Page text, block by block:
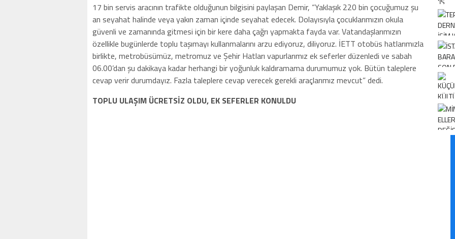
17 bin servis aracının trafikte olduğunun bilgisini paylaşan Demir, “Yaklaşık 220 bin çocuğumuz şu
an seyahat halinde veya yakın zaman içinde seyahat edecek. Dolayısıyla çocuklarımızın okula
güvenli ve zamanında gitmesi için bir kere daha çağrı yapmakta fayda var. Vatandaşlarımızın
özellikle bugünlerde toplu taşımayı kullanmalarını arzu ediyoruz, diliyoruz. İETT otobüs hatlarımızla
birlikte, metrobüsümüz, metromuz ve Şehir Hatları vapurlarımız ek seferler düzenledi ve sabah
06.00’dan şu dakikaya kadar herhangi bir yoğunluk kaldıramama durumumuz yok. Bütün taleplere
cevap verir durumdayız. Fazla taleplere cevap verecek gerekli araçlarımız mevcut” dedi.
TOPLU ULAŞIM ÜCRETSİZ OLDU, EK SEFERLER KONULDU